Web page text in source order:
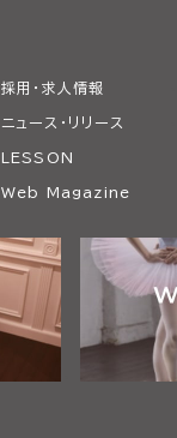
採用・求人情報
ニュース・リリース
LESSON
Web Magazine